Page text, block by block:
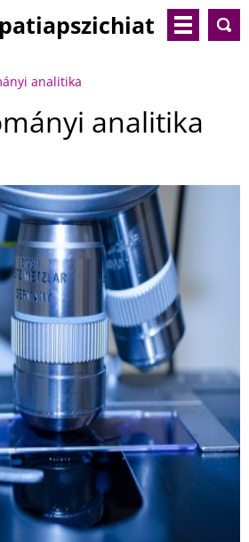
analitika
analitika